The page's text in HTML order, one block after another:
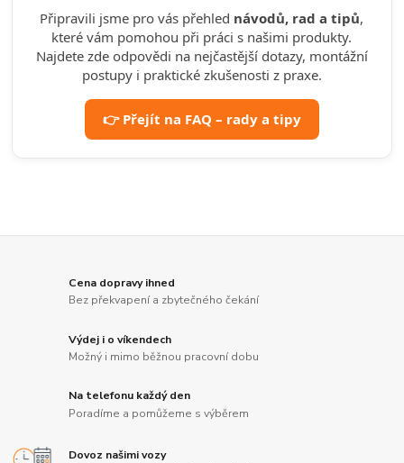
Připravili jsme pro vás přehled návodů, rad a tipů,
které vám pomohou při práci s našimi produkty.
Najdete zde odpovědi na nejčastější dotazy, montážní
postupy i praktické zkušenosti z praxe.
👉 Přejít na FAQ – rady a tipy
Cena dopravy ihned
Bez překvapení a zbytečného čekání
Výdej i o víkendech
Možný i mimo běžnou pracovní dobu
Na telefonu každý den
Poradíme a pomůžeme s výběrem
Dovoz našimi vozy